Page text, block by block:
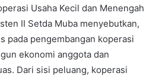
Usaha Kecil dan Menengah
II Setda Muba menyebutkan,
pada pengembangan koperasi
ekonomi anggota dan
Dari sisi peluang, koperasi